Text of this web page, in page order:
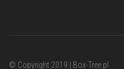
© Copyright 2019 | Box-Tree.pl